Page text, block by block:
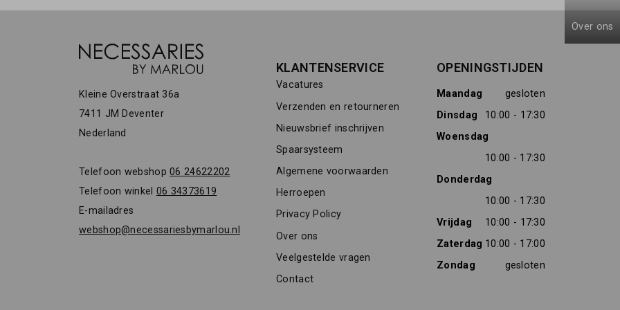
Kleine Overstraat 36a
7411 JM Deventer
Nederland
Telefoon webshop06 24622202
Telefoon winkel 06 34373619
E-mailadres
webshop@necessariesbymarlou.nl
KLANTENSERVICE
Vacatures
Verzenden en retourneren
Nieuwsbrief inschrijven
Spaarsysteem
Algemene voorwaarden
Herroepen
Privacy Policy
Over ons
Veelgestelde vragen
Contact
OPENINGSTIJDEN
Maandag
gesloten
Dinsdag
10:00 - 17:30
Woensdag
10:00 - 17:30
Donderdag
10:00 - 17:30
Vrijdag
10:00 - 17:30
Zaterdag 10:00 - 17:00
Zondag
gesloten
Over ons